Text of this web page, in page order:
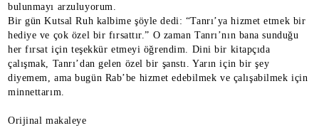
bulunmayı arzuluyorum.
Bir gün Kutsal Ruh kalbime şöyle dedi: “Tanrı’ya hizmet etmek bir
hediye ve çok özel bir fırsattır.” O zaman Tanrı’nın bana sunduğu
her fırsat için teşekkür etmeyi öğrendim. Dini bir kitapçıda
çalışmak, Tanrı’dan gelen özel bir şanstı. Yarın için bir şey
diyemem, ama bugün Rab’be hizmet edebilmek ve çalışabilmek için
minnettarım.
Orijinal makaleye